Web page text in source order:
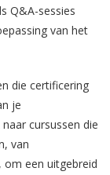
Q&A-sessies
van het
die certificering
je
cursussen die
van
een uitgebreid